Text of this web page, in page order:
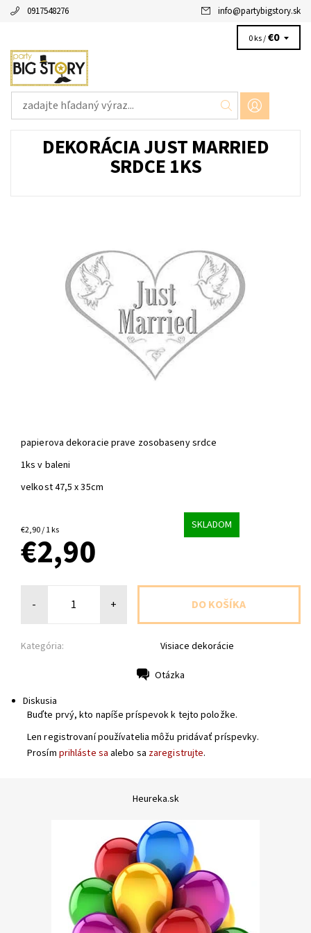
0917548276 info@partybigstory.sk
0 ks /€0
DEKORÁCIA JUST MARRIED
SRDCE 1KS
papierova dekoracie prave zosobaseny srdce
1ks v baleni
velkost 47,5 x 35cm
€2,90 / 1 ks SKLADOM
€2,90
- +
Kategória: Visiace dekorácie
Otázka
Diskusia
Buďte prvý, kto napíše príspevok k tejto položke.
Len registrovaní používatelia môžu pridávať príspevky.
Prosím prihláste sa alebo sa zaregistrujte.
Heureka.sk